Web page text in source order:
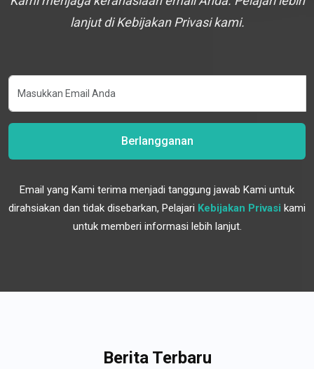
lanjut di Kebijakan Privasi kami.
Berlangganan
Email yang Kami terima menjadi tanggung jawab Kami untuk
dirahsiakan dan tidak disebarkan, Pelajari Kebijakan Privasi kami
untuk memberi informasi lebih lanjut.
Berita Terbaru